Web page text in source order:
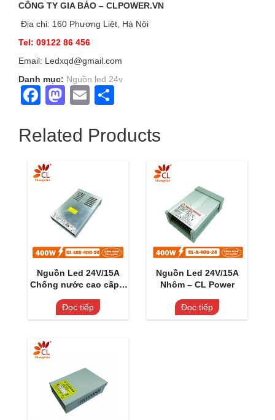
CÔNG TY GIA BẢO – CLPOWER.VN
Địa chỉ: 160 Phương Liệt, Hà Nội
Tel: 09122 86 456
Email: Ledxqd@gmail.com
Danh mục: Nguồn led 24v
Facebook
Mastodon
Email
Related Products
Nguồn Led 24V/15A
Chống nước cao cấp –
Đọc tiếp
Nguồn Led 24V/15A
Nhôm – CL Power
Đọc tiếp